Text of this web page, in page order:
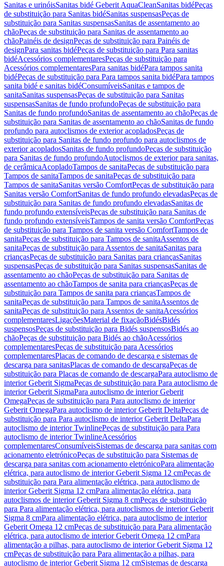
Sanitas e urinóisSanitas bidé Geberit AquaCleanSanitas bidéPeças
de substituição para Sanitas bidéSanitas suspensasPeças de
substituição para Sanitas suspensasSanitas de assentamento ao
chãoPeças de substituição para Sanitas de assentamento ao
chãoPainéis de designPeças de substituição para Painéis de
designPara sanitas bidéPeças de substituição para Para sanitas
bidéAcessórios complementaresPeças de substituição para
Acessórios complementaresPara sanitas bidéPara tampos sanita
bidéPeças de substituição para Para tampos sanita bidéPara tampos
sanita bidé e sanitas bidéConsumíveisSanitas e tampos de
sanitaSanitas suspensasPeças de substituição para Sanitas
suspensasSanitas de fundo profundoPeças de substituição para
Sanitas de fundo profundoSanitas de assentamento ao chãoPeças de
substituição para Sanitas de assentamento ao chãoSanitas de fundo
profundo para autoclismos de exterior acopladosPeças de
substituição para Sanitas de fundo profundo para autoclismos de
exterior acopladosSanitas de fundo profundoPeças de substituição
para Sanitas de fundo profundoAutoclismos de exterior para sanitas,
de cerâmicaAcopladoTampos de sanitaPeças de substituição para
Tampos de sanitaTampos de sanitaPeças de substituição para
Tampos de sanitaSanitas versão ComfortPeças de substituição para
Sanitas versão ComfortSanitas de fundo profundo elevadasPeças de
substituição para Sanitas de fundo profundo elevadasSanitas de
fundo profundo extensíveisPeças de substituição para Sanitas de
fundo profundo extensíveisTampos de sanita versão ComfortPeças
de substituição para Tampos de sanita versão ComfortTampos de
sanitaPeças de substituição para Tampos de sanitaAssentos de
sanitaPeças de substituição para Assentos de sanitaSanitas para
criançasPeças de substituição para Sanitas para criançasSanitas
suspensasPeças de substituição para Sanitas suspensasSanitas de
assentamento ao chãoPeças de substituição para Sanitas de
assentamento ao chãoTampos de sanita para criançasPeças de
substituição para Tampos de sanita para criançasTampos de
sanitaPeças de substituição para Tampos de sanitaAssentos de
sanitaPeças de substituição para Assentos de sanitaAcessórios
complementaresLigaçõesMaterial de fixaçãoBidésBidés
suspensosPeças de substituição para Bidés suspensosBidés ao
chãoPeças de substituição para Bidés ao chãoAcessórios
complementaresPeças de substituição para Acessórios
complementaresPlacas de comando de descarga e sistemas de
descarga para sanitasPlacas de comando de descargaPeças de
substituição para Placas de comando de descargaPara autoclismo de
interior Geberit SigmaPeças de substituição para Para autoclismo de
interior Geberit SigmaPara autoclismo de interior Geberit
OmegaPeças de substituição para Para autoclismo de interior
Geberit OmegaPara autoclismo de interior Geberit DeltaPeças de
substituição para Para autoclismo de interior Geberit DeltaPara
autoclismo de interior TwinlinePeças de substituição para Para
autoclismo de interior TwinlineAcessórios
complementaresConsumíveisSistemas de descarga para sanitas com
acionamento eletrónicoPeças de substituição para Sistemas de
descarga para sanitas com acionamento eletrónicoPara alimentação
elétrica, para autoclismo de interior Geberit Sigma 12 cmPeças de
substituição para Para alimentação elétrica, para autoclismo de
interior Geberit Sigma 12 cmPara alimentação elétrica, para
autoclismos de interior Geberit Sigma 8 cmPeças de substituição
para Para alimentação elétrica, para autoclismos de interior Geberit
Sigma 8 cmPara alimentação elétrica, para autoclismo de interior
Geberit Omega 12 cmPeças de substituição para Para alimentação
elétrica, para autoclismo de interior Geberit Omega 12 cmPara
alimentação a pilhas, para autoclismo de interior Geberit Sigma 12
cmPeças de substituição para Para alimentação a pilhas, para
autoclismo de interior Geberit Sigma 12 cmSistemas de descarga